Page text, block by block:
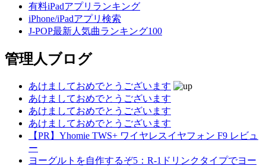
有料iPadアプリランキング
iPhone/iPadアプリ検索
J-POP最新人気曲ランキング100
管理人ブログ
あけましておめでとうございます
あけましておめでとうございます
あけましておめでとうございます
あけましておめでとうございます
【PR】Yhomie TWS+ ワイヤレスイヤフォン F9 レビュ
ー
ヨーグルトを自作するぞ5：R-1ドリンクタイプでヨー